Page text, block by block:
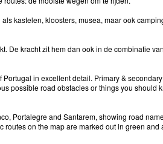
kastelen, kloosters, musea, maar ook
De kracht zit hem dan ook in de combinatie
in excellent detail. Primary &
possible road obstacles or things you should
Portalegre and Santarem, showing road
on the map are marked out in green and